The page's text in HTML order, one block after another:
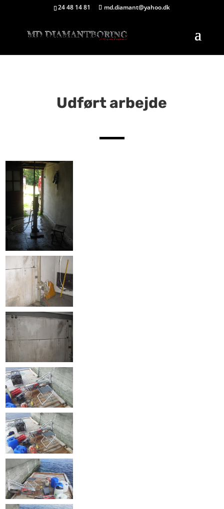
24 48 14 81 md.diamant@yahoo.dk
Udført arbejde